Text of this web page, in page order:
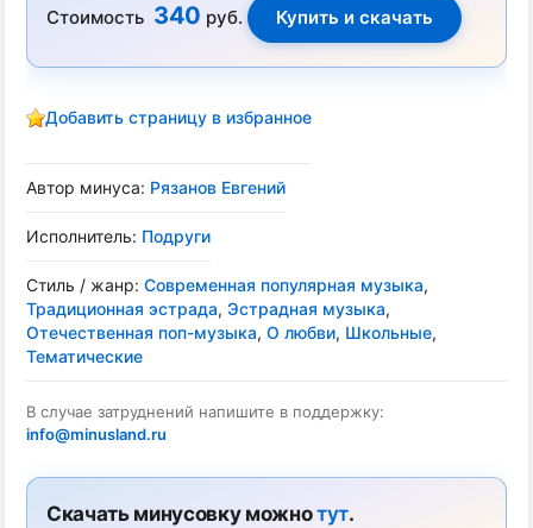
Стоимость 340 руб.
Добавить страницу в избранное
Автор минуса: Рязанов Евгений
Исполнитель: Подруги
Стиль / жанр: Современная популярная музыка,
Традиционная эстрада, Эстрадная музыка,
Отечественная поп-музыка, О любви, Школьные,
Тематические
В случае затруднений напишите в поддержку:
info@minusland.ru
Скачать минусовку можнотут.